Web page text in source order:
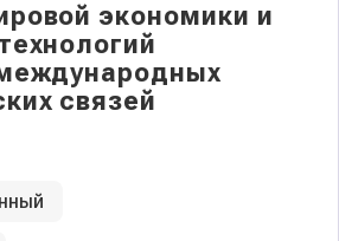
экономики и
связей